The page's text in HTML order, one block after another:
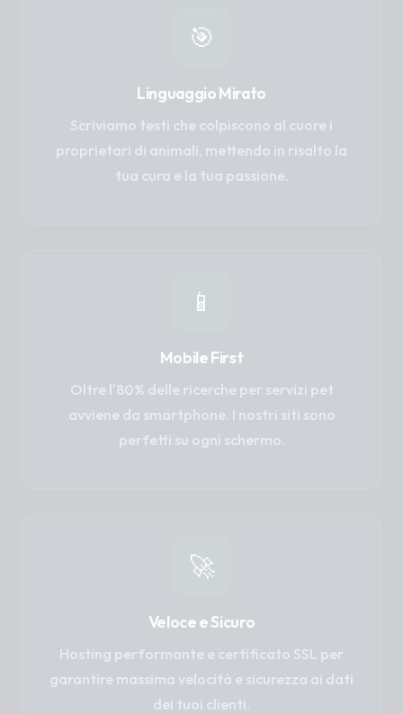
🎯
Linguaggio Mirato
Scriviamo testi che colpiscono al cuore i
proprietari di animali, mettendo in risalto la
tua cura e la tua passione.
📱
Mobile First
Oltre l'80% delle ricerche per servizi pet
avviene da smartphone. I nostri siti sono
perfetti su ogni schermo.
🚀
Veloce e Sicuro
Hosting performante e certificato SSL per
garantire massima velocità e sicurezza ai dati
dei tuoi clienti.